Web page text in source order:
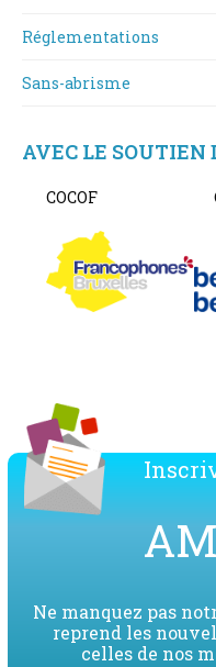
Réglementations
Sans-abrisme
AVEC LE SOUTIEN
COCOF
Ne manquez pas
reprend les
celles de nos